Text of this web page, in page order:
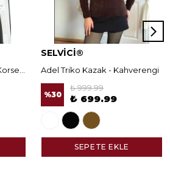
SELVİCİ®
Adel Triko Kazak - Kahverengi
%30
₺ 999.99
₺ 699.99
SEPETE EKLE